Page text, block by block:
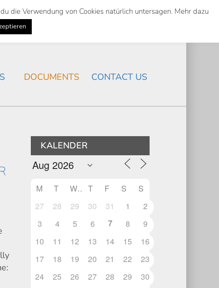
Suche
Search
NEWS
DOCUMENTS CONTACT US
KALENDER
M T W T F S
S
27
28 29 30 31 1
2
3
4 5 6 7 8
9
10
11 12 13 14 15
16
17
18 19 20 21 22
23
24
25 26 27 28 29
30
die Verwendung von Cookies natürlich untersagen. Mehr dazu